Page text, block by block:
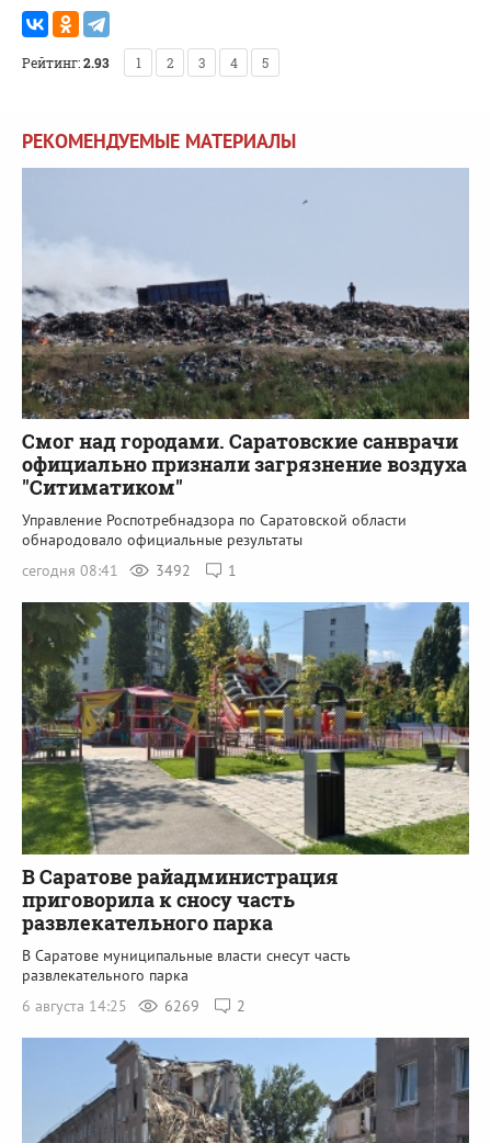
Рейтинг:2.93 1 2 3 4 5
РЕКОМЕНДУЕМЫЕ МАТЕРИАЛЫ
Смог над городами. Саратовские санврачи
официально признали загрязнение воздуха
"Ситиматиком"
Управление Роспотребнадзора по Саратовской области
обнародовало официальные результаты
сегодня 08:41
3492 1
В Саратове райадминистрация
приговорила к сносу часть
развлекательного парка
В Саратове муниципальные власти снесут часть
развлекательного парка
6 августа 14:25
6269 2